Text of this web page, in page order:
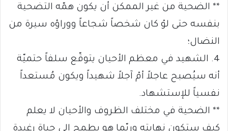
** الضحية من غير الممكن أن يكون همّه التضحية
بنفسه حتى لوْ كان شخصاً شجاعاً ووراؤه سيرة من
النضال؛
4. الشهيد في معظم الأحيان يتوقّع سلفاً حتميّة
أنه سيُصبح عاجلاً أمْ آجلاً شهيداً ويكون مُستعداً
نفسياً للإستشهاد.
** الضحية في مختلف الظروف والأحيان لا يعلم
كيف ستكون نهايته وربّما هو يطمح إلى حياةٍ رغيدة